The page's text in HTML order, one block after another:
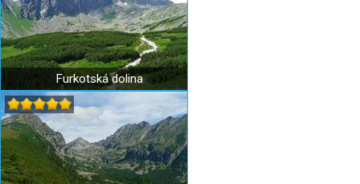
Furkotská dolina